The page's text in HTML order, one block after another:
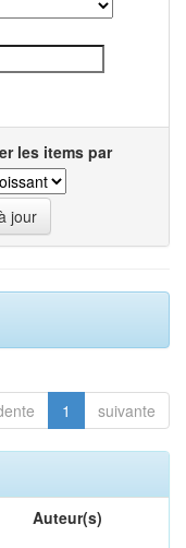
les items par
1 suivante
Auteur(s)